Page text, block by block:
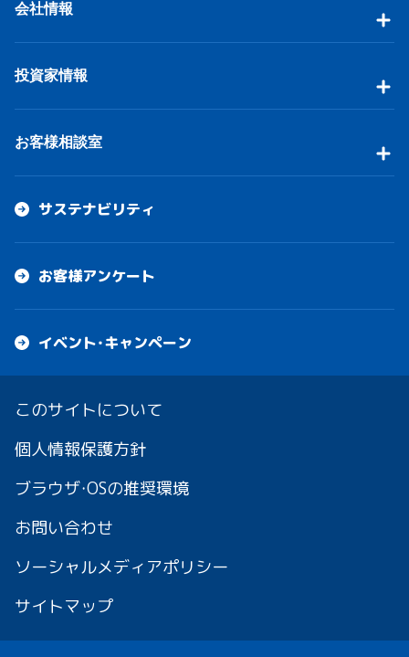
会社情報
投資家情報
お客様相談室
サステナビリティ
お客様アンケート
イベント・キャンペーン
このサイトについて
個人情報保護方針
ブラウザ・OSの推奨環境
お問い合わせ
ソーシャルメディアポリシー
サイトマップ